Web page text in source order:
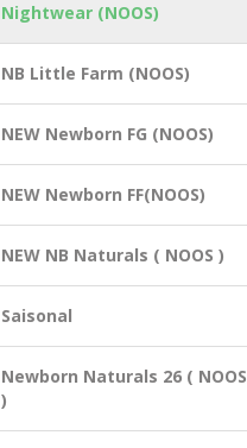
Nightwear (NOOS)
NB Little Farm (NOOS)
NEW Newborn FG (NOOS)
NEW Newborn FF(NOOS)
NEW NB Naturals ( NOOS )
Saisonal
Newborn Naturals 26 ( NOOS
)